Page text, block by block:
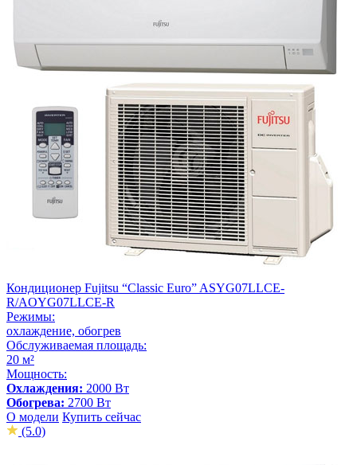
Кондиционер Fujitsu “Classic Euro” ASYG07LLCE-
R/AOYG07LLCE-R
Режимы:
охлаждение, обогрев
Обслуживаемая площадь:
20 м²
Мощность:
Охлаждения: 2000 Вт
Обогрева: 2700 Вт
О модели Купить сейчас
(5.0)